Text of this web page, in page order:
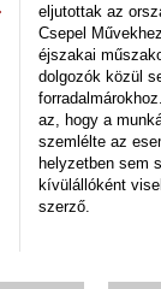
eljutottak az
Csepel
éjszakai
dolgozók közül
az, hogy a
szemlélte az
helyzetben sem
kívülállóként
szerző.